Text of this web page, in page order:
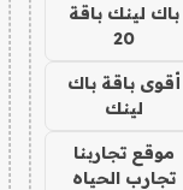
باك لينك باقة
20
أقوى باقة باك
لينك
موقع تجاربنا
تجارب الحياه